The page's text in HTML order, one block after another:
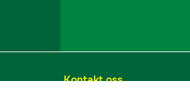
Kontakt oss